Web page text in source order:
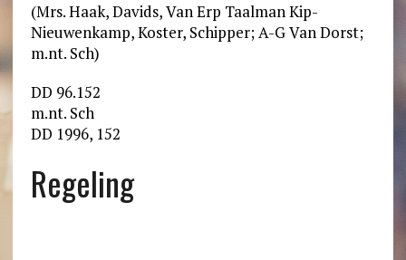
(Mrs. Haak, Davids, Van Erp Taalman Kip-
Nieuwenkamp, Koster, Schipper; A-G Van Dorst;
m.nt. Sch)
DD 96.152
m.nt. Sch
DD 1996, 152
Regeling